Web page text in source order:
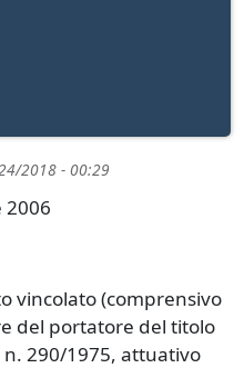
2018 - 00:29
2006
vincolato (comprensivo
del portatore del titolo
n. 290/1975, attuativo